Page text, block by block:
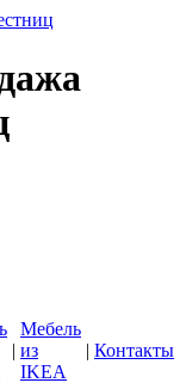
|
Мебель
из
IKEA
| Контакты